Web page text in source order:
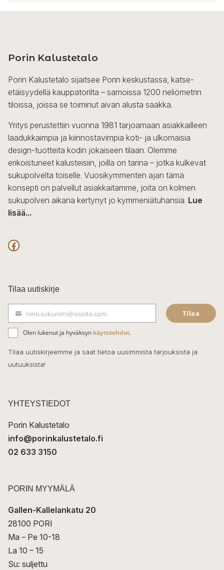
muunnelma.
tehdä
valinnat
tuotteen
sivulla.
Porin Kalustetalo
Porin Kalustetalo sijaitsee Porin keskustassa, katse-
etäisyydellä kauppatorilta – samoissa 1200 neliömetrin
tiloissa, joissa se toiminut aivan alusta saakka.
Yritys perustettiin vuonna 1981 tarjoamaan asiakkailleen
laadukkaimpia ja kiinnostavimpia koti- ja ulkomaisia
design-tuotteita kodin jokaiseen tilaan. Olemme
erikoistuneet kalusteisiin, joilla on tarina – jotka kulkevat
sukupolvelta toiselle. Vuosikymmenten ajan tämä
konsepti on palvellut asiakkaitamme, joita on kolmen
sukupolven aikana kertynyt jo kymmeniätuhansia. Lue
lisää...
F
c
e
b
o
o
k
Tilaa uutiskirje
ä
h
k
t
nimi.sukunimi@osoite.com Tilaa
Olen lukenut ja hyväksyn käyttöehdot.
Tilaa uutiskirjeemme ja saat tietoa uusimmista tarjouksista ja
uutuuksista!
YHTEYSTIEDOT
Porin Kalustetalo
info@porinkalustetalo.fi
02 633 3150
PORIN MYYMÄLÄ
Gallen-Kallelankatu 20
28100 PORI
Ma – Pe 10-18
La 10 – 15
Su: suljettu